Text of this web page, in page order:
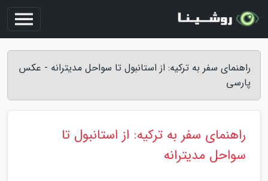
راهنمای سفر به ترکیه: از استانبول تا سواحل مدیترانه - عکس
پارسی
راهنمای سفر به ترکیه: از استانبول تا
سواحل مدیترانه